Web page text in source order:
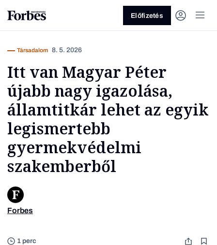
Vagy fedezze fel a következő
témákat
Pénz Zöld
Előfizetés
1 perc
Társadalom 8. 5. 2026
Itt van Magyar Péter
újabb nagy igazolása,
államtitkár lehet az egyik
legismertebb
gyermekvédelmi
szakemberből
Forbes